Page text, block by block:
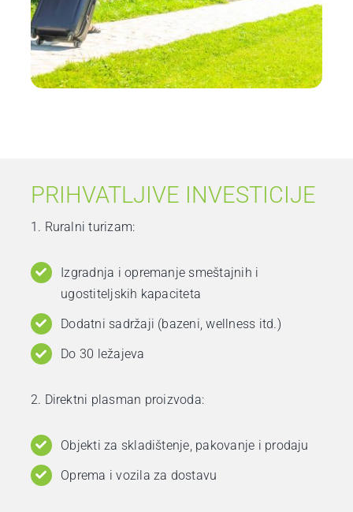
PRIHVATLJIVE INVESTICIJE
1. Ruralni turizam:
Izgradnja i opremanje smeštajnih i
ugostiteljskih kapaciteta
Dodatni sadržaji (bazeni, wellness itd.)
Do 30 ležajeva
2. Direktni plasman proizvoda:
Objekti za skladištenje, pakovanje i prodaju
Oprema i vozila za dostavu